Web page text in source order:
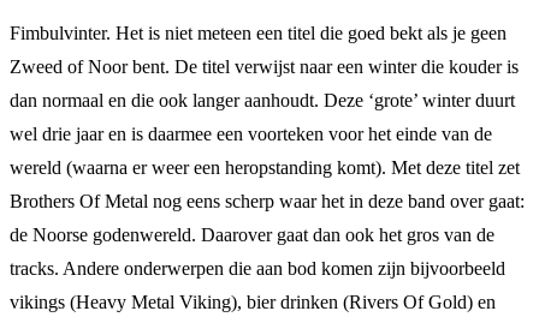
Fimbulvinter. Het is niet meteen een titel die goed bekt als je geen
Zweed of Noor bent. De titel verwijst naar een winter die kouder is
dan normaal en die ook langer aanhoudt. Deze ‘grote’ winter duurt
wel drie jaar en is daarmee een voorteken voor het einde van de
wereld (waarna er weer een heropstanding komt). Met deze titel zet
Brothers Of Metal nog eens scherp waar het in deze band over gaat:
de Noorse godenwereld. Daarover gaat dan ook het gros van de
tracks. Andere onderwerpen die aan bod komen zijn bijvoorbeeld
vikings (Heavy Metal Viking), bier drinken (Rivers Of Gold) en